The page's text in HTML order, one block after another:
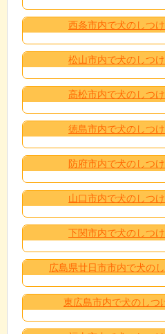
西条市内で犬のしつ
松山市内で犬のしつ
高松市内で犬のしつ
徳島市内で犬のしつ
防府市内で犬のしつ
山口市内で犬のしつ
下関市内で犬のしつ
広島県廿日市市内で犬の
東広島市内で犬のしつ